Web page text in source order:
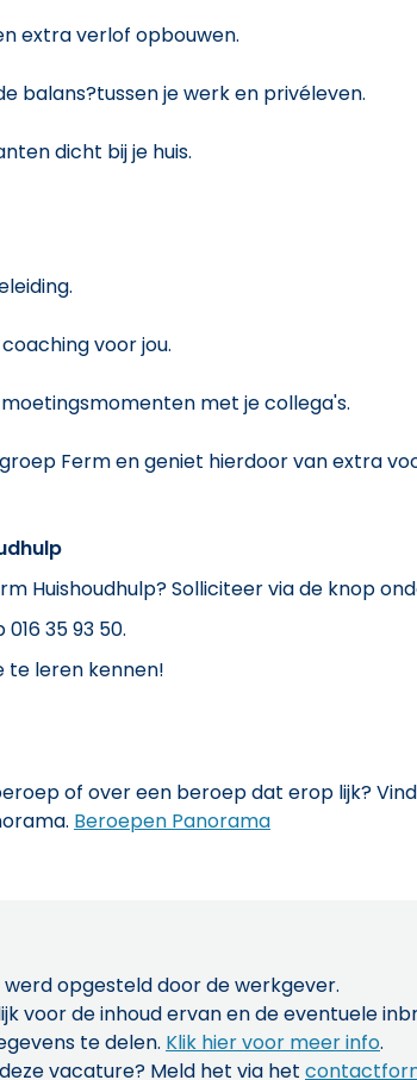
extra verlof opbouwen.
balans?tussen je werk en privéleven.
dicht bij je huis.
voor jou.
met je collega's.
Ferm en geniet hierdoor van extra
Huishoudhulp? Solliciteer via de knop
35 93 50.
te leren kennen!
of over een beroep dat erop lijk?
Beroepen Panorama
opgesteld door de werkgever.
voor de inhoud ervan en de eventuele
te delen. Klik hier voor meer info.
vacature? Meld het via het